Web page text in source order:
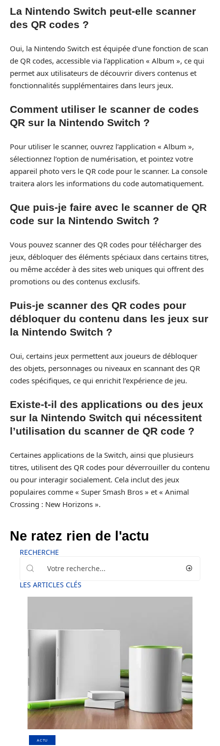
La Nintendo Switch peut-elle scanner
des QR codes ?
Oui, la Nintendo Switch est équipée d’une fonction de scan
de QR codes, accessible via l’application « Album », ce qui
permet aux utilisateurs de découvrir divers contenus et
fonctionnalités supplémentaires dans leurs jeux.
Comment utiliser le scanner de codes
QR sur la Nintendo Switch ?
Pour utiliser le scanner, ouvrez l’application « Album »,
sélectionnez l’option de numérisation, et pointez votre
appareil photo vers le QR code pour le scanner. La console
traitera alors les informations du code automatiquement.
Que puis-je faire avec le scanner de QR
code sur la Nintendo Switch ?
Vous pouvez scanner des QR codes pour télécharger des
jeux, débloquer des éléments spéciaux dans certains titres,
ou même accéder à des sites web uniques qui offrent des
promotions ou des contenus exclusifs.
Puis-je scanner des QR codes pour
débloquer du contenu dans les jeux sur
la Nintendo Switch ?
Oui, certains jeux permettent aux joueurs de débloquer
des objets, personnages ou niveaux en scannant des QR
codes spécifiques, ce qui enrichit l’expérience de jeu.
Existe-t-il des applications ou des jeux
sur la Nintendo Switch qui nécessitent
l’utilisation du scanner de QR code ?
Certaines applications de la Switch, ainsi que plusieurs
titres, utilisent des QR codes pour déverrouiller du contenu
ou pour interagir socialement. Cela inclut des jeux
populaires comme « Super Smash Bros » et « Animal
Crossing : New Horizons ».
Ne ratez rien de l'actu
RECHERCHE
LES ARTICLES CLÉS
ACTU